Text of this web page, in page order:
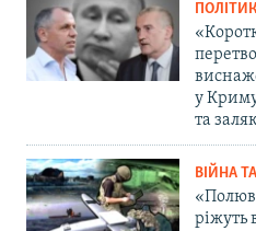
у
та
ВІЙНА
ріжуть